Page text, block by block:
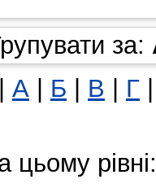
за:
А Б В Г
цьому